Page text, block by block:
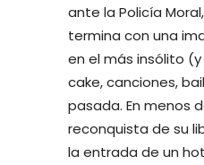
ante la Policía
termina con una
en el más insólito
cake, canciones,
pasada. En menos
reconquista de su
la entrada de un